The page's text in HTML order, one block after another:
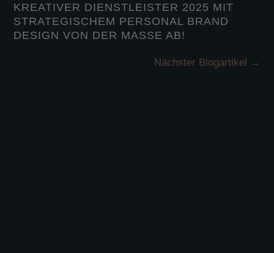
KREATIVER DIENSTLEISTER 2025 MIT
STRATEGISCHEM PERSONAL BRAND
DESIGN VON DER MASSE AB!
Nächster Blogartikel →